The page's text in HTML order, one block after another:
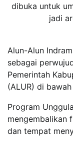
dibuka untuk
jadi
Alun-Alun
sebagai
Pemerintah
(ALUR) di
Program
mengembalikan
dan tempat